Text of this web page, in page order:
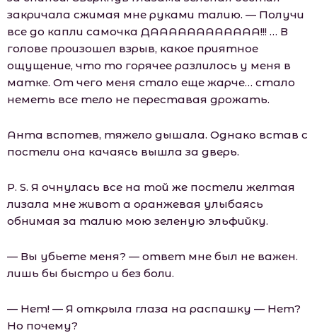
закричала сжимая мне руками талию. — Получи
все до капли самочка ДАААААААААААА!!! … В
голове произошел взрыв, какое приятное
ощущение, что то горячее разлилось у меня в
матке. От чего меня стало еще жарче… стало
неметь все тело не переставая дрожать.
Анта вспотев, тяжело дышала. Однако встав с
постели она качаясь вышла за дверь.
P. S. Я очнулась все на той же постели желтая
лизала мне живот а оранжевая улыбаясь
обнимая за талию мою зеленую эльфийку.
— Вы убьете меня? — ответ мне был не важен.
лишь бы быстро и без боли.
— Нет! — Я открыла глаза на распашку — Нет?
Но почему?